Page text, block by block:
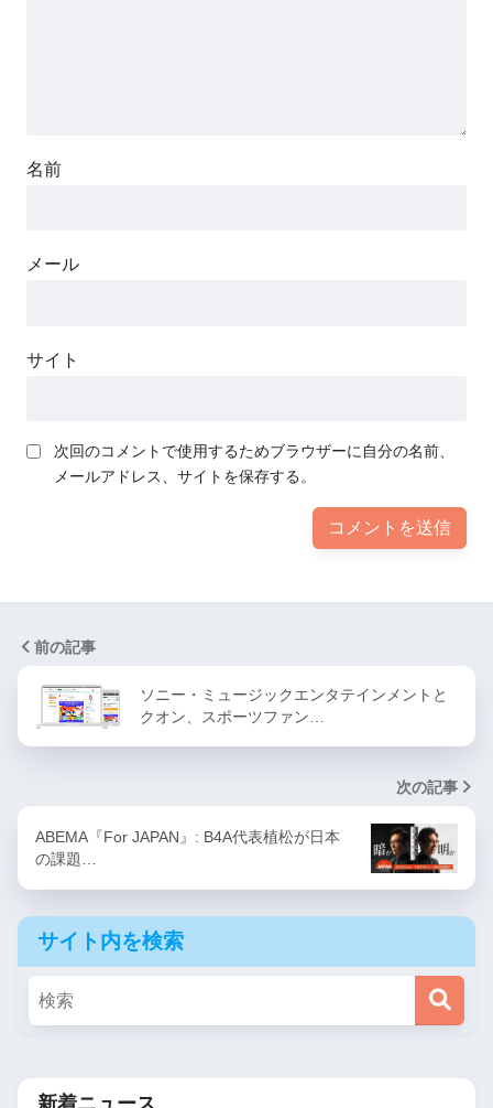
名前
メール
サイト
次回のコメントで使用するためブラウザーに自分の名前、
メールアドレス、サイトを保存する。
前の記事
ソニー・ミュージックエンタテインメントと
クオン、スポーツファン…
次の記事
ABEMA『For JAPAN』: B4A代表植松が日本
の課題…
サイト内を検索
新着ニュース